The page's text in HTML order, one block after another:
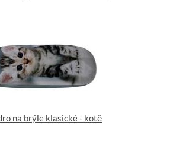
na brýle klasické - kotě